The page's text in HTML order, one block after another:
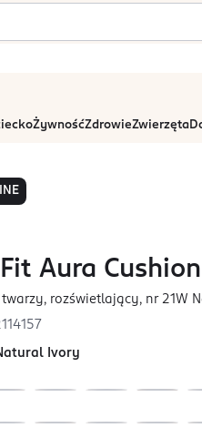
ŻywnośćZdrowieZwierzęta
Aura Cushion
twarzy, rozświetlający, nr 21W
Ivory